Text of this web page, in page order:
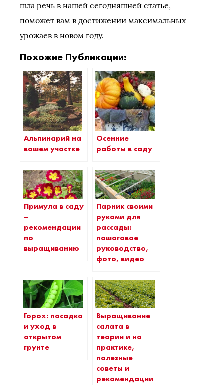
шла речь в нашей сегодняшней статье,
поможет вам в достижении максимальных
урожаев в новом году.
Похожие Публикации:
Альпинарий на
вашем участке
Осенние
работы в саду
Примула в саду
–
рекомендации
по
выращиванию
Парник своими
руками для
рассады:
пошаговое
руководство,
фото, видео
Горох: посадка
и уход в
открытом
грунте
Выращивание
салата в
теории и на
практике,
полезные
советы и
рекомендации